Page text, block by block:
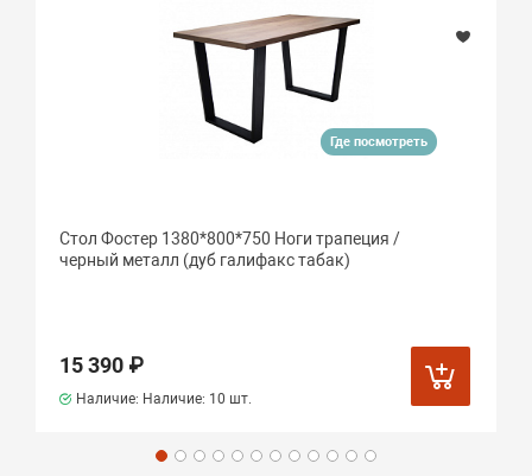
Где посмотреть
Стол Фостер 1380*800*750 Ноги трапеция /
черный металл (дуб галифакс табак)
15 390 ₽
Наличие: Наличие: 10 шт.